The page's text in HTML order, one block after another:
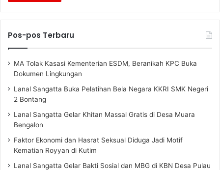
Pos-pos Terbaru
MA Tolak Kasasi Kementerian ESDM, Beranikah KPC Buka
Dokumen Lingkungan
Lanal Sangatta Buka Pelatihan Bela Negara KKRI SMK Negeri
2 Bontang
Lanal Sangatta Gelar Khitan Massal Gratis di Desa Muara
Bengalon
Faktor Ekonomi dan Hasrat Seksual Diduga Jadi Motif
Kematian Royyan di Kutim
Lanal Sangatta Gelar Bakti Sosial dan MBG di KBN Desa Pulau